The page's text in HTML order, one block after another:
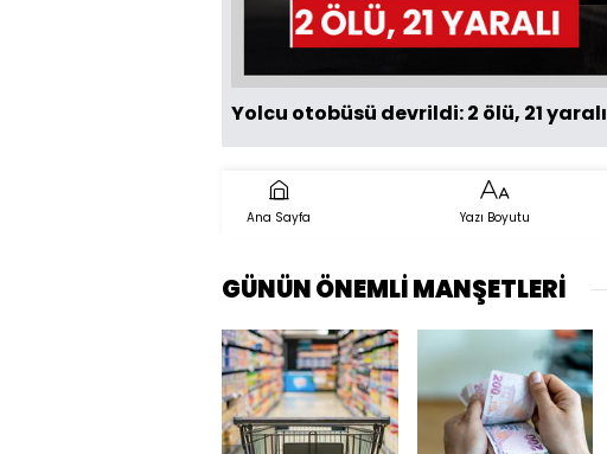
Yolcu otobüsü devrildi: 2 ölü, 21 yaralı
Ana Sayfa Yazı Boyutu
GÜNÜN ÖNEMLİ MANŞETLERİ